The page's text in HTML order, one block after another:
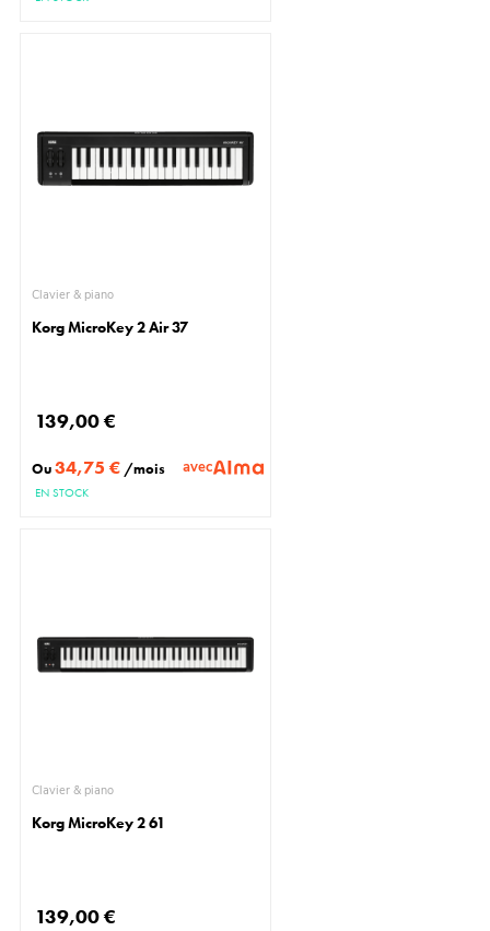
Clavier & piano
Korg MicroKey 2 Air 37
139,00 €
Ou34,75 € /mois avec
EN STOCK
Clavier & piano
Korg MicroKey 2 61
139,00 €